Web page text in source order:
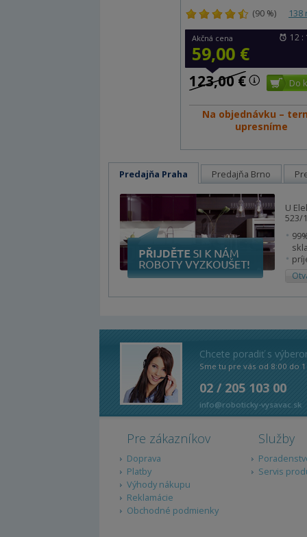
(90 %) 138
Akčná cena
59,00 €
12 :
123,00 €
Na objednávku –
upresníme
Predajňa Praha Predajňa Brno
U
523/
Chcete poradiť s
Sme tu pre vás od 8:00 do
02 / 205 103 00
info@roboticky-vysavac.sk
Pre zákazníkov
Doprava
Platby
Výhody nákupu
Reklamácie
Obchodné podmienky
Služby
Servis